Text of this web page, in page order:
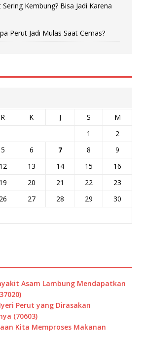
Kembung? Bisa Jadi Karena
Perut Jadi Mulas Saat Cemas?
R K J S
M
1
2
5 6 7 8
9
12 13 14 15
16
19 20 21 22
23
26 27 28 29
30
Asam Lambung Mendapatkan
Perut yang Dirasakan
(70603)
Kita Memproses Makanan